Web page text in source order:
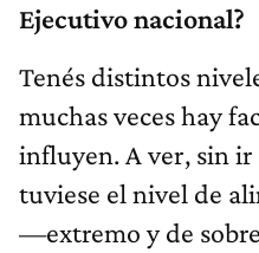
Ejecutivo nacional?
Tenés distintos
muchas veces hay
influyen. A ver, sin ir
tuviese el nivel de
—extremo y de